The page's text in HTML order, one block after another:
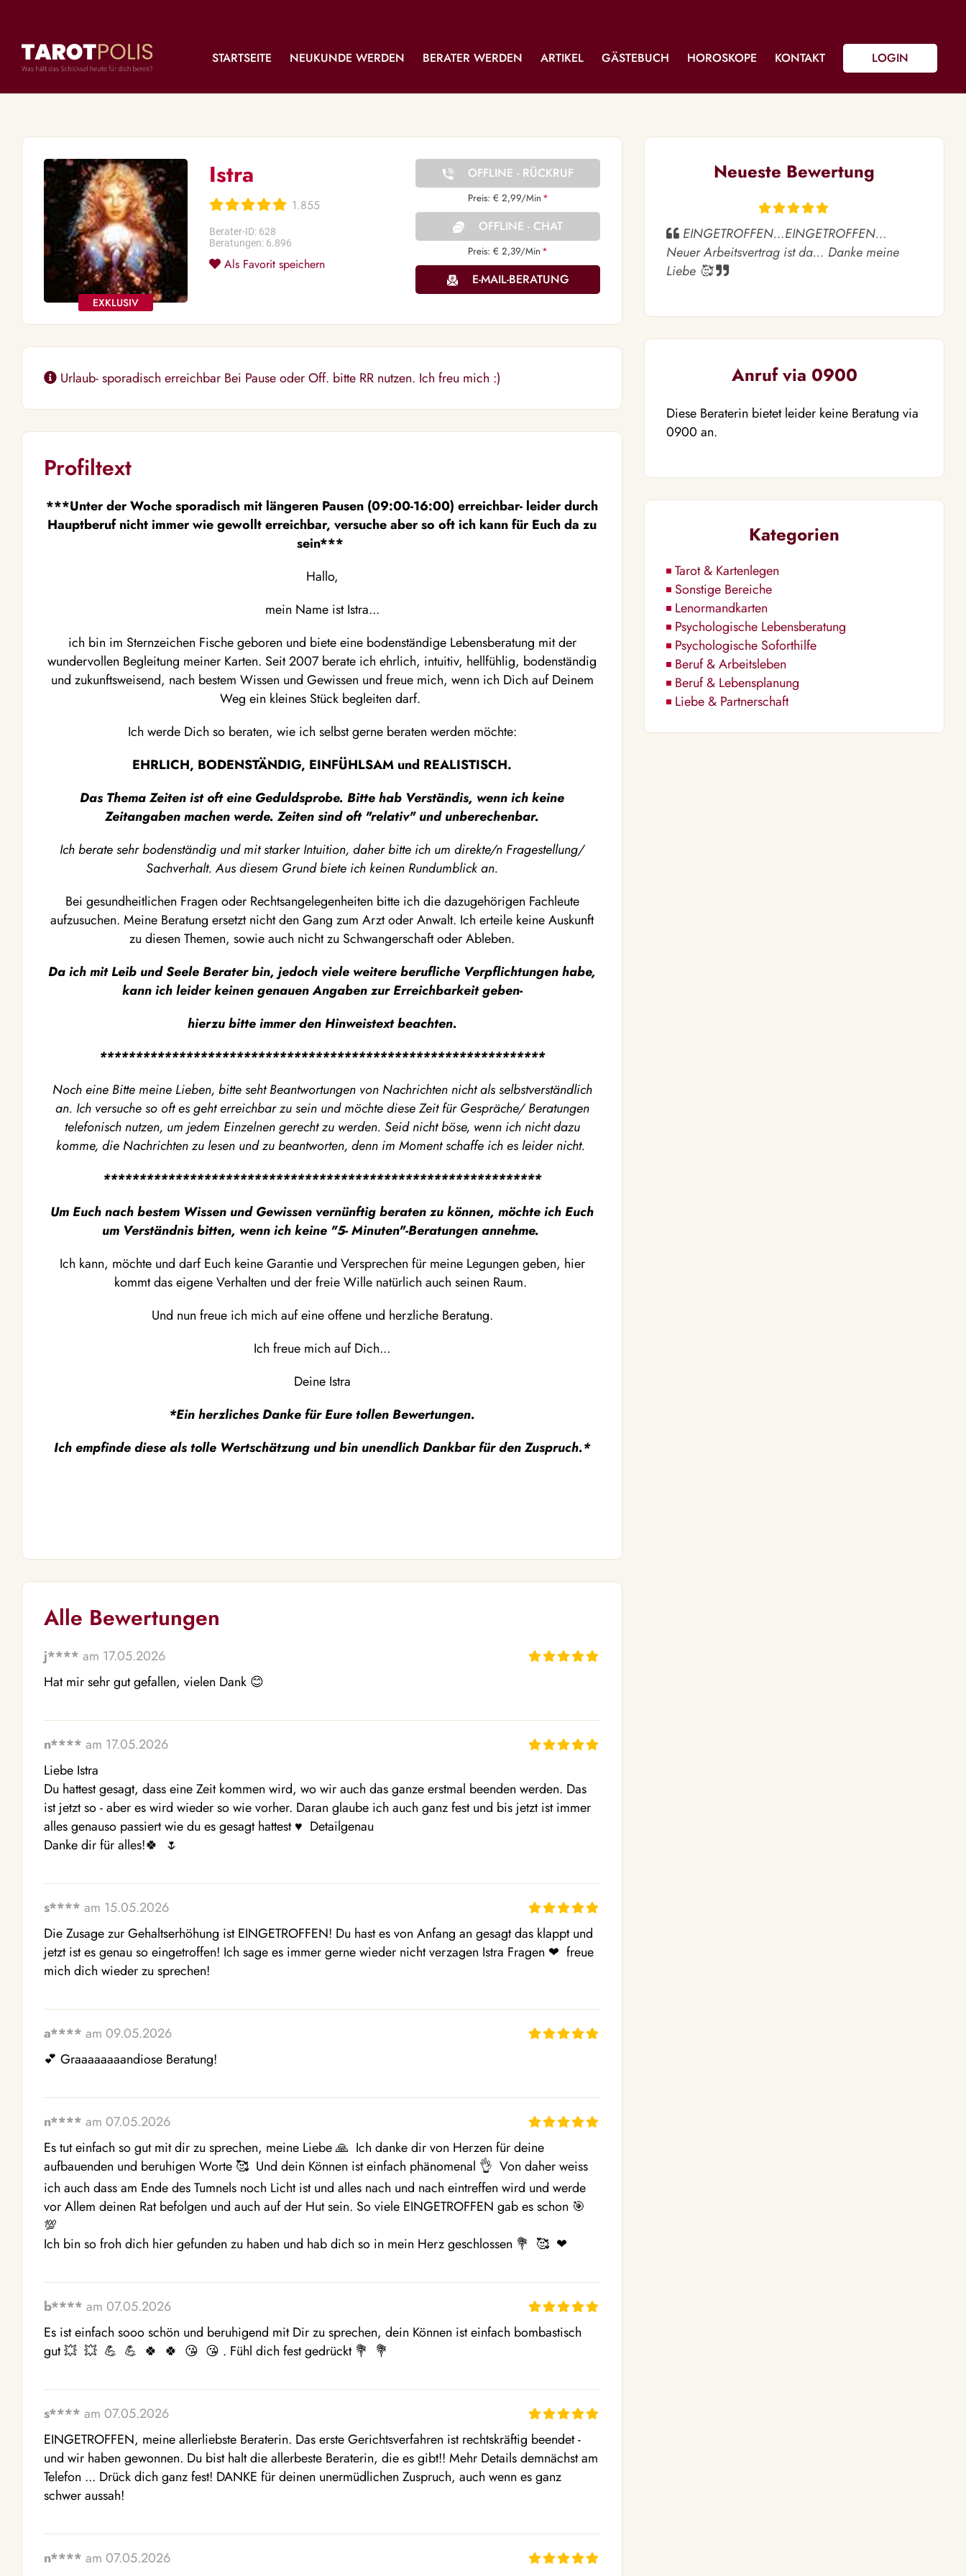
STARTSEITE NEUKUNDE WERDEN BERATER WERDEN ARTIKEL GÄSTEBUCH HOROSKOPE KONTAKT LOGIN
Istra
1.855
Berater-ID: 628
Beratungen: 6.896
Als Favorit speichern
OFFLINE - RÜCKRUF
Preis: € 2,99/Min *
OFFLINE - CHAT
Preis: € 2,39/Min *
E-MAIL-BERATUNG
Urlaub- sporadisch erreichbar Bei Pause oder Off. bitte RR nutzen. Ich freu mich :)
Profiltext
***Unter der Woche sporadisch mit längeren Pausen (09:00-16:00) erreichbar- leider durch
Hauptberuf nicht immer wie gewollt erreichbar, versuche aber so oft ich kann für Euch da zu
sein***
Hallo,
mein Name ist Istra...
ich bin im Sternzeichen Fische geboren und biete eine bodenständige Lebensberatung mit der
wundervollen Begleitung meiner Karten. Seit 2007 berate ich ehrlich, intuitiv, hellfühlig, bodenständig
und zukunftsweisend, nach bestem Wissen und Gewissen und freue mich, wenn ich Dich auf Deinem
Weg ein kleines Stück begleiten darf.
Ich werde Dich so beraten, wie ich selbst gerne beraten werden möchte:
EHRLICH, BODENSTÄNDIG, EINFÜHLSAM und REALISTISCH.
Das Thema Zeiten ist oft eine Geduldsprobe. Bitte hab Verständis, wenn ich keine
Zeitangaben machen werde. Zeiten sind oft "relativ" und unberechenbar.
Ich berate sehr bodenständig und mit starker Intuition, daher bitte ich um direkte/n Fragestellung/
Sachverhalt. Aus diesem Grund biete ich keinen Rundumblick an.
Bei gesundheitlichen Fragen oder Rechtsangelegenheiten bitte ich die dazugehörigen Fachleute
aufzusuchen. Meine Beratung ersetzt nicht den Gang zum Arzt oder Anwalt. Ich erteile keine Auskunft
zu diesen Themen, sowie auch nicht zu Schwangerschaft oder Ableben.
Da ich mit Leib und Seele Berater bin, jedoch viele weitere berufliche Verpflichtungen habe,
kann ich leider keinen genauen Angaben zur Erreichbarkeit geben-
hierzu bitte immer den Hinweistext beachten.
**************************************************************
Noch eine Bitte meine Lieben, bitte seht Beantwortungen von Nachrichten nicht als selbstverständlich
an. Ich versuche so oft es geht erreichbar zu sein und möchte diese Zeit für Gespräche/ Beratungen
telefonisch nutzen, um jedem Einzelnen gerecht zu werden. Seid nicht böse, wenn ich nicht dazu
komme, die Nachrichten zu lesen und zu beantworten, denn im Moment schaffe ich es leider nicht.
*************************************************************
Um Euch nach bestem Wissen und Gewissen vernünftig beraten zu können, möchte ich Euch
um Verständnis bitten, wenn ich keine "5- Minuten"-Beratungen annehme.
Ich kann, möchte und darf Euch keine Garantie und Versprechen für meine Legungen geben, hier
kommt das eigene Verhalten und der freie Wille natürlich auch seinen Raum.
Und nun freue ich mich auf eine offene und herzliche Beratung.
Ich freue mich auf Dich...
Deine Istra
*Ein herzliches Danke für Eure tollen Bewertungen.
Ich empfinde diese als tolle Wertschätzung und bin unendlich Dankbar für den Zuspruch.*
Alle Bewertungen
j**** am 17.05.2026
Hat mir sehr gut gefallen, vielen Dank 😊
n**** am 17.05.2026
Liebe Istra
Du hattest gesagt, dass eine Zeit kommen wird, wo wir auch das ganze erstmal beenden werden. Das
ist jetzt so - aber es wird wieder so wie vorher. Daran glaube ich auch ganz fest und bis jetzt ist immer
alles genauso passiert wie du es gesagt hattest ♥ ️ Detailgenau
Danke dir für alles!🍀  🌷
s**** am 15.05.2026
Die Zusage zur Gehaltserhöhung ist EINGETROFFEN! Du hast es von Anfang an gesagt das klappt und
jetzt ist es genau so eingetroffen! Ich sage es immer gerne wieder nicht verzagen Istra Fragen ❤ ️ freue
mich dich wieder zu sprechen!
a**** am 09.05.2026
💕 Graaaaaaaandiose Beratung!
n**** am 07.05.2026
Es tut einfach so gut mit dir zu sprechen, meine Liebe 🙏  Ich danke dir von Herzen für deine
aufbauenden und beruhigen Worte 🥰  Und dein Können ist einfach phänomenal 👌  Von daher weiss
ich auch dass am Ende des Tumnels noch Licht ist und alles nach und nach eintreffen wird und werde
vor Allem deinen Rat befolgen und auch auf der Hut sein. So viele EINGETROFFEN gab es schon 🎯
💯
Ich bin so froh dich hier gefunden zu haben und hab dich so in mein Herz geschlossen 💐  🥰  ❤ ️
b**** am 07.05.2026
Es ist einfach sooo schön und beruhigend mit Dir zu sprechen, dein Können ist einfach bombastisch
gut 💥  💥  💪  💪  🍀  🍀  😘  😘 . Fühl dich fest gedrückt 💐  💐
s**** am 07.05.2026
EINGETROFFEN, meine allerliebste Beraterin. Das erste Gerichtsverfahren ist rechtskräftig beendet -
und wir haben gewonnen. Du bist halt die allerbeste Beraterin, die es gibt!! Mehr Details demnächst am
Telefon ... Drück dich ganz fest! DANKE für deinen unermüdlichen Zuspruch, auch wenn es ganz
schwer aussah!
n**** am 07.05.2026
Neueste Bewertung
EINGETROFFEN…EINGETROFFEN…
Neuer Arbeitsvertrag ist da… Danke meine
Liebe 🥰
Anruf via 0900
Diese Beraterin bietet leider keine Beratung via
0900 an.
Kategorien
Tarot & Kartenlegen
Sonstige Bereiche
Lenormandkarten
Psychologische Lebensberatung
Psychologische Soforthilfe
Beruf & Arbeitsleben
Beruf & Lebensplanung
Liebe & Partnerschaft